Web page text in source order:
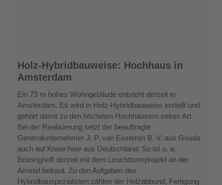
Holz-
Hybridbauweise:
Hochhaus
in
Amsterdam
Holz-Hybridbauweise: Hochhaus in
Amsterdam
Ein 73 m hohes Wohngebäude entsteht derzeit in
Amsterdam. Es wird in Holz-Hybridbauweise erstellt und
gehört damit zu den höchsten Hochhäusern seiner Art.
Bei der Realisierung setzt der beauftragte
Generalunternehmer J. P. van Eesteren B. V. aus Gouda
auch auf Know-how aus Deutschland: So ist u. a.
Brüninghoff derzeit mit dem Leuchtturmprojekt an der
Amstel betraut. Zu den Aufgaben des
Hybridbauspezialisten zählen der Holzabbund, Fertigung